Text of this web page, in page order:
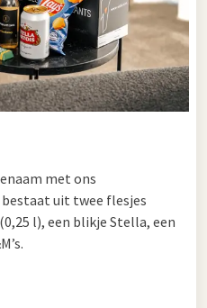
met ons
uit twee flesjes
l), een blikje Stella, een